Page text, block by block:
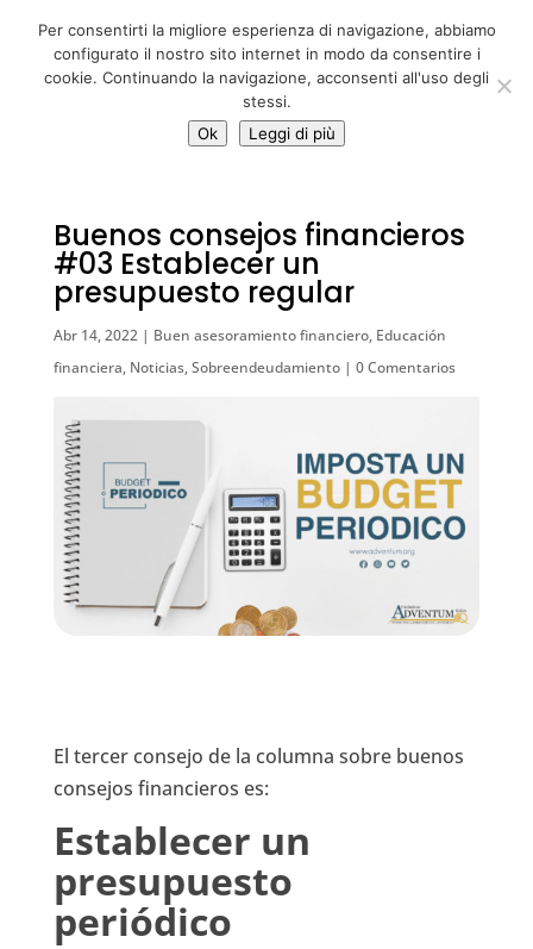
06 39725888
info@adventum.org
Buenos consejos financieros
#03 Establecer un
presupuesto regular
Abr 14, 2022| Buen asesoramiento financiero, Educación
financiera, Noticias,Sobreendeudamiento| 0 Comentarios
El tercer consejo de la columna sobre buenos
consejos financieros es:
Establecer un
presupuesto
periódico
Per consentirti la migliore esperienza di navigazione, abbiamo
configurato il nostro sito internet in modo da consentire i
cookie. Continuando la navigazione, acconsenti all'uso degli
stessi.
Ok
Leggi di più